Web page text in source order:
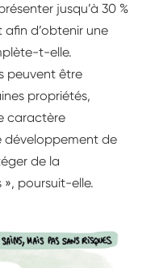
jusqu’à 30 %
d’obtenir une
t-elle.
peuvent être
propriétés,
caractère
développement de
de la
poursuit-elle.